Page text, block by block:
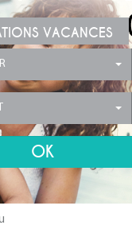
VACANCES